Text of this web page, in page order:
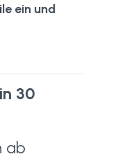
ein und
30
ab